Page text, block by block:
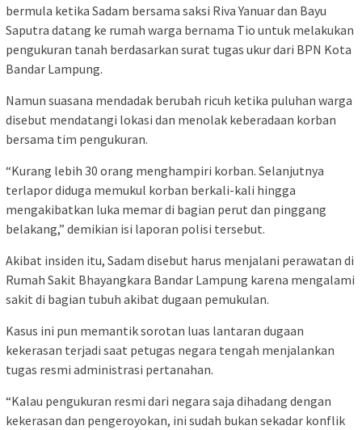
bermula ketika Sadam bersama saksi Riva Yanuar dan Bayu
Saputra datang ke rumah warga bernama Tio untuk melakukan
pengukuran tanah berdasarkan surat tugas ukur dari BPN Kota
Bandar Lampung.
Namun suasana mendadak berubah ricuh ketika puluhan warga
disebut mendatangi lokasi dan menolak keberadaan korban
bersama tim pengukuran.
“Kurang lebih 30 orang menghampiri korban. Selanjutnya
terlapor diduga memukul korban berkali-kali hingga
mengakibatkan luka memar di bagian perut dan pinggang
belakang,” demikian isi laporan polisi tersebut.
Akibat insiden itu, Sadam disebut harus menjalani perawatan di
Rumah Sakit Bhayangkara Bandar Lampung karena mengalami
sakit di bagian tubuh akibat dugaan pemukulan.
Kasus ini pun memantik sorotan luas lantaran dugaan
kekerasan terjadi saat petugas negara tengah menjalankan
tugas resmi administrasi pertanahan.
“Kalau pengukuran resmi dari negara saja dihadang dengan
kekerasan dan pengeroyokan, ini sudah bukan sekadar konflik